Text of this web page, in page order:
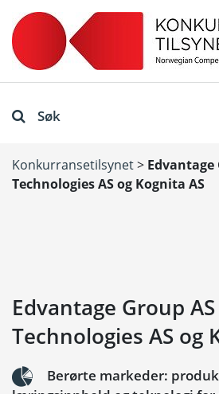
Søk
Konkurransetilsynet> Edvantage
Technologies AS og Kognita AS
Edvantage Group
Technologies AS og
Berørte markeder: